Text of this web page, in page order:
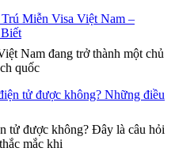
Miễn Visa Việt Nam –
Nam đang trở thành một chủ
quốc
tử được không? Những điều
tử được không? Đây là câu hỏi
mắc khi